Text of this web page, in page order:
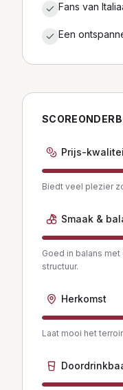
Fans van
Een
Prijs-
Biedt veel plezier
Smaak &
Goed in balans
structuur.
Herkomst
Laat mooi het